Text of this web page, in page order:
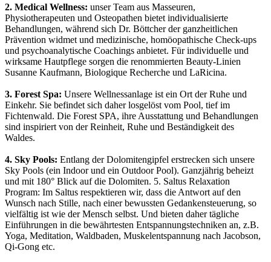
2. Medical Wellness: unser Team aus Masseuren,
Physiotherapeuten und Osteopathen bietet individualisierte
Behandlungen, während sich Dr. Böttcher der ganzheitlichen
Prävention widmet und medizinische, homöopathische Check-ups
und psychoanalytische Coachings anbietet. Für individuelle und
wirksame Hautpflege sorgen die renommierten Beauty-Linien
Susanne Kaufmann, Biologique Recherche und LaRicina.
3. Forest Spa: Unsere Wellnessanlage ist ein Ort der Ruhe und
Einkehr. Sie befindet sich daher losgelöst vom Pool, tief im
Fichtenwald. Die Forest SPA, ihre Ausstattung und Behandlungen
sind inspiriert von der Reinheit, Ruhe und Beständigkeit des
Waldes.
4. Sky Pools: Entlang der Dolomitengipfel erstrecken sich unsere
Sky Pools (ein Indoor und ein Outdoor Pool). Ganzjährig beheizt
und mit 180° Blick auf die Dolomiten. 5. Saltus Relaxation
Program: Im Saltus respektieren wir, dass die Antwort auf den
Wunsch nach Stille, nach einer bewussten Gedankensteuerung, so
vielfältig ist wie der Mensch selbst. Und bieten daher tägliche
Einführungen in die bewährtesten Entspannungstechniken an, z.B.
Yoga, Meditation, Waldbaden, Muskelentspannung nach Jacobson,
Qi-Gong etc.